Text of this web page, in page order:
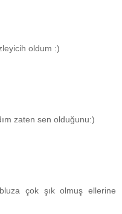
oldum :)
zaten sen olduğunu:)
çok şık olmuş ellerine